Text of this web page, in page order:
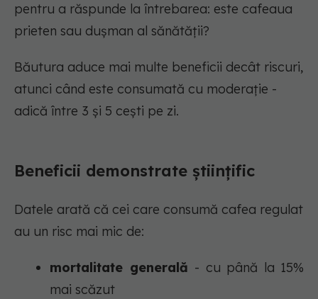
pentru a răspunde la întrebarea: este cafeaua
prieten sau dușman al sănătății?
Băutura aduce mai multe beneficii decât riscuri,
atunci când este consumată cu moderație -
adică între 3 și 5 cești pe zi.
Beneficii demonstrate științific
Datele arată că cei care consumă cafea regulat
au un risc mai mic de:
mortalitate generală - cu până la 15%
mai scăzut